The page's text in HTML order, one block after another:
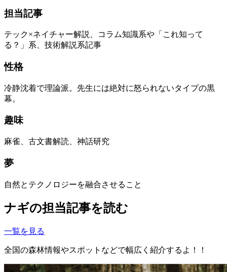
担当記事
テック×ネイチャー解説、コラム知識系や「これ知って
る？」系、技術解説系記事
性格
冷静沈着で理論派。先生には絶対に怒られないタイプの黒
幕。
趣味
麻雀、古文書解読、神話研究
夢
自然とテクノロジーを融合させること
ナギの担当記事を読む
一覧を見る
全国の森林情報やスポットなどで幅広く紹介するよ！！